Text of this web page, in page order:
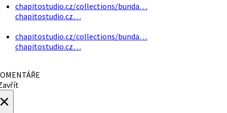
chapitostudio.cz/collections/bunda…
chapitostudio.cz…
chapitostudio.cz/collections/bunda…
chapitostudio.cz…